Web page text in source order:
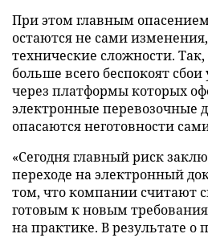
При этом главным
остаются не сами
технические сложности.
больше всего беспокоят
через платформы которых
электронные перевозочные
опасаются неготовности
«Сегодня главный риск
переходе на электронный
том, что компании считают
готовым к новым
на практике. В результате